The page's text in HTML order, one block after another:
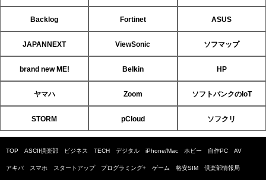
Backlog Fortinet ASUS
JAPANNEXT ViewSonic ソフマップ
brand new ME! Belkin HP
ヤマハ Zoom ソフトバンクのIoT
STORM pCloud ソフクリ
TOP ASCII倶楽部 ビジネス TECH デジタル iPhone/Mac ホビー 自作PC AV
アキバ スマホ スタートアップ プログラミング+ ゲーム 格安SIM 倶楽部情報局